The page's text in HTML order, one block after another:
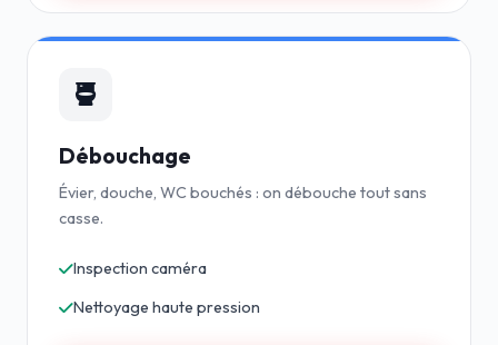
Débouchage
Évier, douche, WC bouchés : on débouche tout sans
casse.
Inspection caméra
Nettoyage haute pression